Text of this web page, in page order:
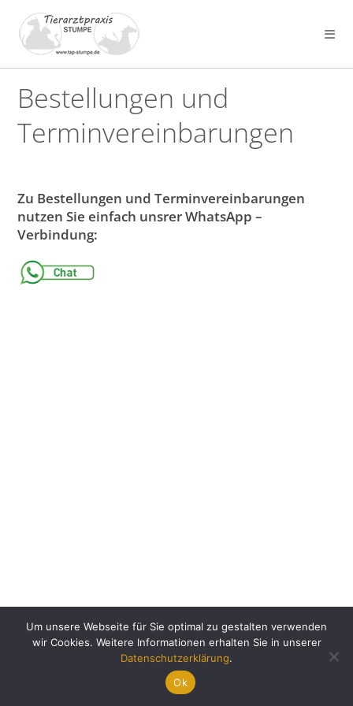
Inhalt
springen
Bestellungen und
Terminvereinbarungen
Zu Bestellungen und Terminvereinbarungen
nutzen Sie einfach unsrer WhatsApp –
Verbindung:
Datenschutzerklärung
Impressum
© Tierarztpraxis Stumpe
Um unsere Webseite für Sie optimal zu gestalten verwenden
wir Cookies. Weitere Informationen erhalten Sie in unserer
Datenschutzerklärung.
Ok